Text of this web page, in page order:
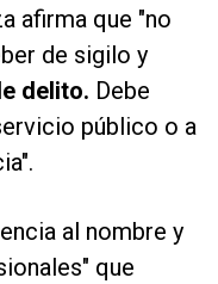
afirma que "no
de sigilo y
delito. Debe
público o a
al nombre y
que